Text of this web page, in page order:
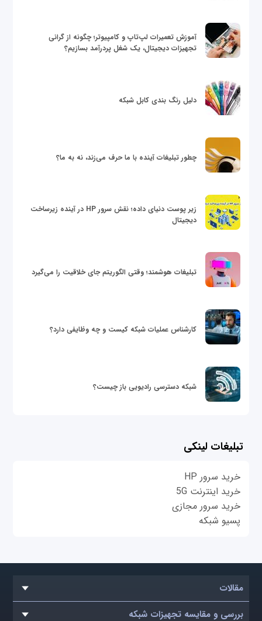
آموزش تعمیرات لپ‌تاپ و کامپیوتر؛ چگونه از گرانی
تجهیزات دیجیتال، یک شغل پردرآمد بسازیم؟
دلیل رنگ بندی کابل شبکه
چطور تبلیغات آینده با ما حرف می‌زند، نه به ما؟
زیر پوست دنیای داده؛ نقش سرور HP در آینده زیرساخت
دیجیتال
تبلیغات هوشمند؛ وقتی الگوریتم جای خلاقیت را می‌گیرد
کارشناس عملیات شبکه کیست و چه وظایفی دارد؟
شبکه دسترسی رادیویی باز چیست؟
تبلیغات لینکی
خرید سرور HP
خرید اینترنت 5G
خرید سرور مجازی
پسیو شبکه
مقالات
بررسی و مقایسه تجهیزات شبکه